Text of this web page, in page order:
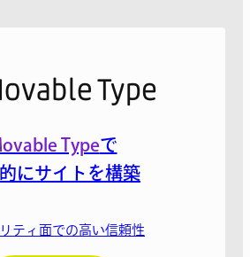
Typeで
にサイトを構築
ティ面での高い信頼性